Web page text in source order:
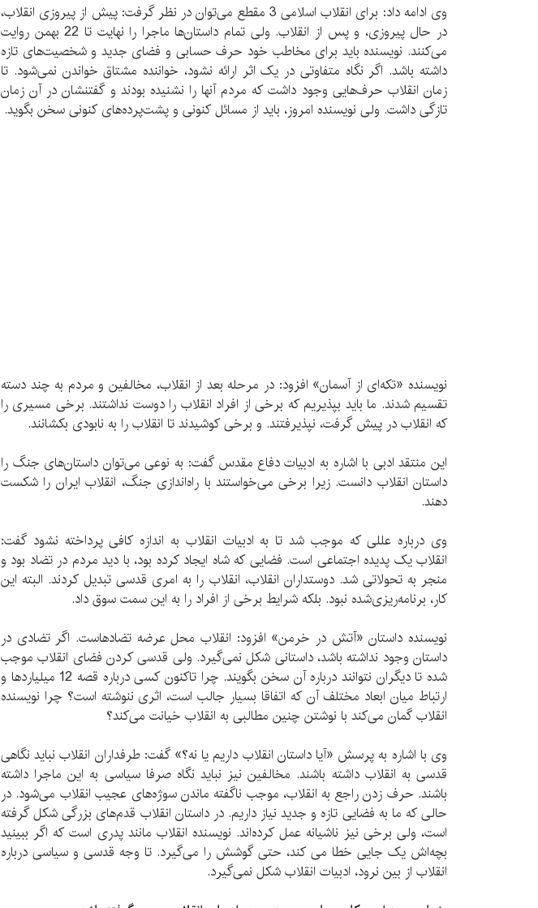
وی ادامه داد: برای انقلاب اسلامی 3 مقطع می‌توان در نظر گرفت: پیش از پیروزی انقلاب،
در حال پیروزی، و پس از انقلاب. ولی تمام داستان‌ها ماجرا را نهایت تا 22 بهمن روایت
می‌کنند. نویسنده باید برای مخاطب خود حرف حسابی و فضای جدید و شخصیت‌های تازه
داشته باشد. اگر نگاه متفاوتی در یک اثر ارائه نشود، خواننده مشتاق خواندن نمی‌شود. تا
زمان انقلاب حرف‌هایی وجود داشت که مردم آنها را نشنیده بودند و گفتنشان در آن زمان
تازگی داشت. ولی نویسنده امروز، باید از مسائل کنونی و پشت‌پرده‌های کنونی سخن بگوید.
نویسنده «تکه‌ای از آسمان» افزود: در مرحله بعد از انقلاب،‌ مخالفین و مردم به چند دسته
تقسیم شدند. ما باید بپذیریم که برخی از افراد انقلاب را دوست نداشتند. برخی مسیری را
که انقلاب در پیش گرفت، نپذیرفتند. و برخی کوشیدند تا انقلاب را به نابودی بکشانند.
این منتقد ادبی با اشاره به ادبیات دفاع مقدس گفت: به نوعی می‌توان داستان‌های جنگ را
داستان انقلاب دانست. زیرا برخی می‌خواستند با راه‌اندازی جنگ، انقلاب ایران را شکست
دهند.
وی درباره عللی که موجب شد تا به ادبیات انقلاب به اندازه کافی پرداخته نشود گفت:
انقلاب یک پدیده اجتماعی است. فضایی که شاه ایجاد کرده بود، با دید مردم در تضاد بود و
منجر به تحولاتی شد. دوستداران انقلاب، انقلاب را به امری قدسی تبدیل کردند. البته این
کار، برنامه‌ریزی‌شده نبود. بلکه شرایط برخی از افراد را به این سمت سوق داد.
نویسنده داستان «آتش در خرمن» افزود: انقلاب محل عرضه تضادهاست. اگر تضادی در
داستان وجود نداشته باشد، داستانی شکل نمی‌گیرد. ولی قدسی کردن فضای انقلاب موجب
شده تا دیگران نتوانند درباره آن سخن بگویند. چرا تاکنون کسی درباره قصه 12 میلیاردها و
ارتباط میان ابعاد مختلف آن که اتفاقا بسیار جالب است، اثری ننوشته است؟ چرا نویسنده
انقلاب گمان می‌کند با نوشتن چنین مطالبی به انقلاب خیانت می‌کند؟
وی با اشاره به پرسش «آیا داستان انقلاب داریم یا نه؟» گفت: طرفداران انقلاب نباید نگاهی
قدسی به انقلاب داشته باشند. مخالفین نیز نباید نگاه صرفا سیاسی به این ماجرا داشته
باشند. حرف زدن راجع به انقلاب، موجب ناگفته ماندن سوژه‌های عجیب انقلاب می‌شود. در
حالی که ما به فضایی تازه و جدید نیاز داریم. در داستان انقلاب قدم‌های بزرگی شکل گرفته
است، ولی برخی نیز ناشیانه عمل کرده‌اند. نویسنده انقلاب مانند پدری است که اگر ببینید
بچه‌اش یک جایی خطا می کند، حتی گوشش را می‌گیرد. تا وجه قدسی و سیاسی درباره
انقلاب از بین نرود، ادبیات انقلاب شکل نمی‌گیرد.